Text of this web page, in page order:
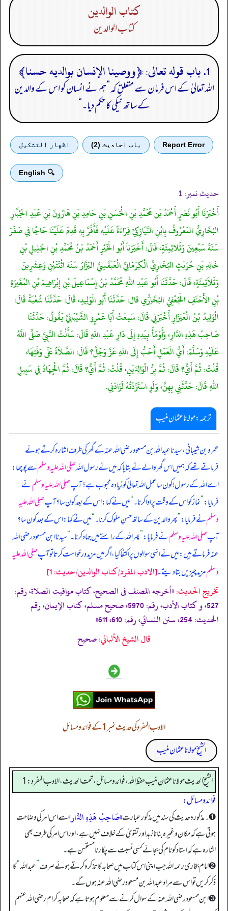
كتاب الوالدين
كتاب الوالدين
1. باب قوله تعالى‏:‏ ﴿‏‏ووصينا الإنسان بوالديه حسنا‏﴾
اللہ تعالیٰ کے اس فرمان سے متعلق کہ ”ہم نے انسان کو اس کے والدین
کے ساتھ نیکی کا حکم دیا۔“
Report Error باب احادیث (2) اظهار التشكيل
🔍 English
حدیث نمبر: 1
أَخْبَرَنَا أَبُو نَصْرٍ أَحْمَدُ بْن مُحَمَّدِ بْنِ الْحَسَنِ بْنِ حَامِدِ بْنِ هَارُونَ بْنِ عَبْدِ الجْبَّارِ
البُخَارِيُّ المَعْرُوفُ بِابْنِ النَّيَازِكِيِّ قِرَاءَةً عَلَيْهِ فَأَقْرَّ بِهِ قَدِمَ عَلَيْنَا حَاجًا فِي صَفَرَ
سَنَةَ سَبْعِينَ وَثَلاثِمِئَةٍ، قَالَ‏:‏ أَخْبَرَناَ أَبُو الْخَيْرِ أَحْمَدُ بْنُ مُحَمِّدِ بْنِ الجَلِيلِ بْنِ
خَالِدِ بْنِ حُرَيْثٍ البُخَارِيُّ الْكِرْمَانِيُّ الْعَبْقَسِيُّ البَزَّارُ سَنَة اثْنَتَيْنِ وَعِشْرِينَ
وَثَلاَثِمِئَةٍ، قَالَ‏:‏ حَدَّثَنَا أَبُو عَبْدِ اللهِ مُحَمَّدُ بْنُ إِسْمَاعِيلَ بْنِ إِبْرَاهِيمَ بْنِ المُغَيرَةِ
بْنِ الأَحْنَفِ الْجُعْفِيُّ البُخَاِرُّي قال‏:‏ حَدَّثَنَا أَبُو الْوَلِيدِ، قَالَ‏:‏ حَدَّثَنَا شُعْبَةُ قَالَ‏:‏
الْوَلِيدُ بْنُ الْعَيْزَارِ أَخْبَرَنِي قَالَ‏:‏ سَمِعْتُ أَبَا عَمْرٍو الشَّيْبَانِيَّ يَقُولُ‏:‏ حَدَّثَنَا
صَاحِبُ هَذِهِ الدَّارِ، وَأَوْمَأَ بِيَدِهِ إِلَى دَارِ عَبْدِ اللهِ قَالَ‏:‏ سَأَلْتُ النَّبِيَّ صَلَّى اللَّهُ
عَلَيْهِ وَسَلَّمَ:‏ أَيُّ الْعَمَلِ أَحَبُّ إِلَى اللهِ عَزَّ وَجَلَّ‏؟‏ قَالَ‏:‏ الصَّلاَةُ عَلَى وَقْتِهَا،
قُلْتُ‏:‏ ثُمَّ أَيٌّ‏؟‏ قَالَ‏:‏ ثُمَّ بِرُّ الْوَالِدَيْنِ، قُلْتُ‏:‏ ثُمَّ أَيٌّ‏؟‏ قَالَ‏:‏ ثُمَّ الْجِهَادُ فِي سَبِيلِ
اللهِ قَالَ‏:‏ حَدَّثَنِي بِهِنَّ، وَلَوِ اسْتَزَدْتُهُ لَزَادَنِي‏.‏
ترجمہ:مولانا عثمان منیب
عمرو بن شیبانی، سیدنا عبداللہ بن مسعود رضی اللہ عنہ کے گھر کی طرف اشارہ کرتے ہوئے
فرماتے تھے کہ ہمیں اس گھر والے نے بتایا کہ میں نے رسول اللہصلی اللہ علیہ وسلمسے پوچھا:
اے اللہ کے رسول! کون سا عمل اللہ تعالیٰ کو زیادہ محبوب ہے؟ آپصلی اللہ علیہ وسلمنے
فرمایا:”نماز کو اس کے وقت پر ادا کرنا۔“میں نے کہا: اس کے بعد کون سا؟ آپصلی اللہ علیہ
وسلمنے فرمایا:”پھر والدین کے ساتھ حسنِ سلوک کرنا۔“میں نے کہا: اس کے بعد کون سا؟
آپصلی اللہ علیہ وسلمنے فرمایا:”پھر اللہ کے راستے میں جہاد کرنا۔“سیدنا ابن مسعود رضی اللہ
عنہ فرماتے ہیں: میں نے انہی سوالوں پر اکتفا کیا، اگر میں مزید درخواست کرتا تو آپصلی اللہ علیہ
وسلممزید چیزیں بتا دیتے۔[الادب المفرد/كتاب الوالدين/حدیث: 1]
تخریج الحدیث:«أخرجه المصنف فى الصحيح، كتاب مواقيت الصلاة، رقم:
527، و كتاب الأدب، رقم: 5970، صحيح مسلم، كتاب الإيمان، رقم
الحديث: 254، سنن النسائي، رقم: 610، 611»
قال الشيخ الألباني:صحیح
الادب المفرد کی حدیث نمبر 1 کے فوائد و مسائل
الشیخ مولانا عثمان منیب
الشيخ الحديث مولانا عثمان منيب حفظ الله، فوائد و مسائل، تحت الحديث، الادب المفرد: 1
فوائد ومسائل:
➊۔ مذکورہ حدیث کی سند میں مذکور عبارت«صَاحِبُ هَذِهِ الدَّار»سے اس امر کی وضاحت
ہوتی ہے کہ مکان وغیرہ بنانا زہد اور تقویٰ کے خلاف نہیں ہے، اور اس امر کی طرف بھی
اشارہ ہے کہ استاد کو نام کی بجائے کسی نسبت سے پکارنا مستحسن ہے۔
➋ امام بخاری رحمہ اللہ جب اپنی اس کتاب میں صحابہ کا تذکرہ کرتے ہوئے صرف”عبداللہ“کا
ذکر کریں تو اس سے مراد عبداللہ بن مسعود رضی اللہ عنہ ہوں گے۔
➌ ابن مسعود رضی اللہ عنہ کے سوال کرنے سے معلوم ہوتا ہے کہ صحابہ کرام رضی اللہ عنہم